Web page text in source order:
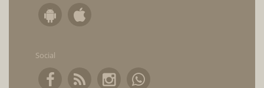
Social